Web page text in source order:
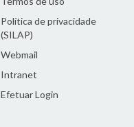
Política de privacidade
(SILAP)
Webmail
Intranet
Efetuar Login